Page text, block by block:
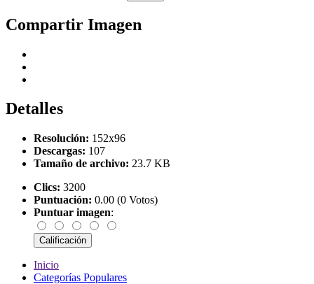
Compartir Imagen
Detalles
Resolución: 152x96
Descargas: 107
Tamaño de archivo: 23.7 KB
Clics: 3200
Puntuación: 0.00 (0 Votos)
Puntuar imagen:
Inicio
Categorías Populares